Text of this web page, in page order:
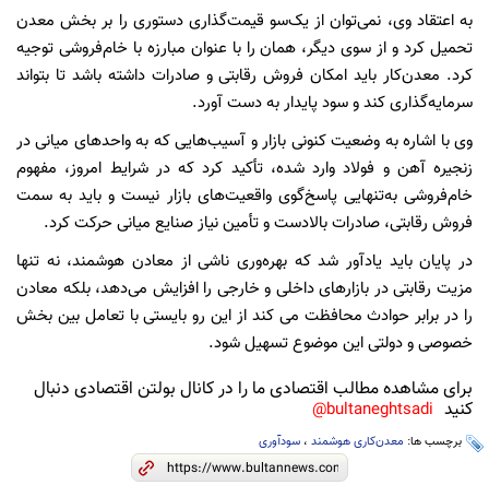
به اعتقاد وی، نمی‌توان از یک‌سو قیمت‌گذاری دستوری را بر بخش معدن
تحمیل کرد و از سوی دیگر، همان را با عنوان مبارزه با خام‌فروشی توجیه
کرد. معدن‌کار باید امکان فروش رقابتی و صادرات داشته باشد تا بتواند
سرمایه‌گذاری کند و سود پایدار به دست آورد.
وی با اشاره به وضعیت کنونی بازار و آسیب‌هایی که به واحدهای میانی در
زنجیره آهن و فولاد وارد شده، تأکید کرد که در شرایط امروز، مفهوم
خام‌فروشی به‌تنهایی پاسخ‌گوی واقعیت‌های بازار نیست و باید به سمت
فروش رقابتی، صادرات بالادست و تأمین نیاز صنایع میانی حرکت کرد.
در پایان باید یادآور شد که بهره‌وری ناشی از معادن هوشمند، نه تنها
مزیت رقابتی در بازارهای داخلی و خارجی را افزایش می‌دهد، بلکه معادن
را در برابر حوادث محافظت می کند از این رو بایستی با تعامل بین بخش
خصوصی و دولتی این موضوع تسهیل شود.
برای مشاهده مطالب اقتصادی ما را در کانال بولتن اقتصادی دنبال
کنید bultaneghtsadi@
برچسب ها: معدن‌کاری هوشمند ، سودآوری